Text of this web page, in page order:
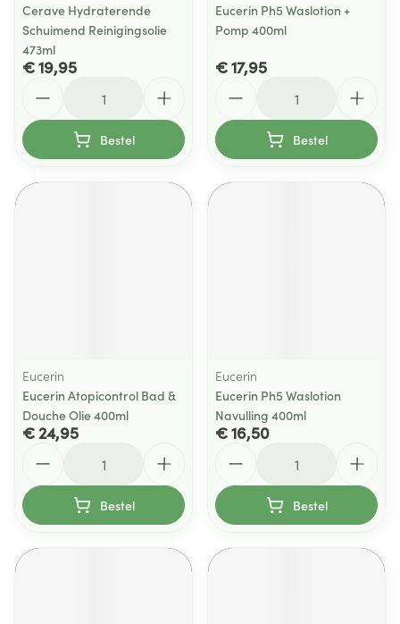
Cerave Hydraterende
Schuimend Reinigingsolie
473ml
€ 19,95
Bestel
Eucerin Ph5 Waslotion +
Pomp 400ml
€ 17,95
Bestel
Eucerin
Eucerin Atopicontrol Bad &
Douche Olie 400ml
€ 24,95
Bestel
Eucerin
Eucerin Ph5 Waslotion
Navulling 400ml
€ 16,50
Bestel